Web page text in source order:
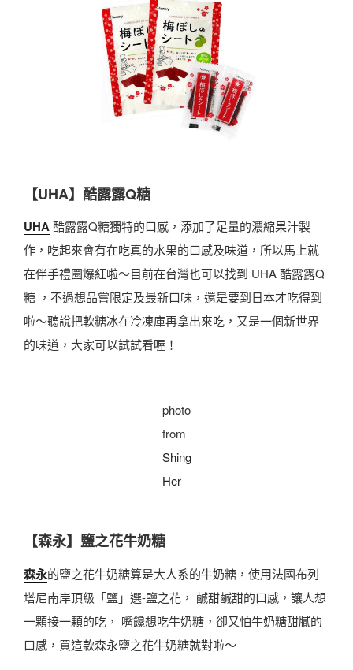
【UHA】酷露露Q糖
UHA酷露露Q糖獨特的口感，添加了足量的濃縮果汁製
作，吃起來會有在吃真的水果的口感及味道，所以馬上就
在伴手禮圈爆紅啦～目前在台灣也可以找到 UHA 酷露露Q
糖 ，不過想品嘗限定及最新口味，還是要到日本才吃得到
啦～聽說把軟糖冰在冷凍庫再拿出來吃，又是一個新世界
的味道，大家可以試試看喔！
photo
from
Shing
Her
【森永】鹽之花牛奶糖
森永的鹽之花牛奶糖算是大人系的牛奶糖，使用法國布列
塔尼南岸頂級「鹽」選-鹽之花， 鹹甜鹹甜的口感，讓人想
一顆接一顆的吃， 嘴饞想吃牛奶糖，卻又怕牛奶糖甜膩的
口感，買這款森永鹽之花牛奶糖就對啦～